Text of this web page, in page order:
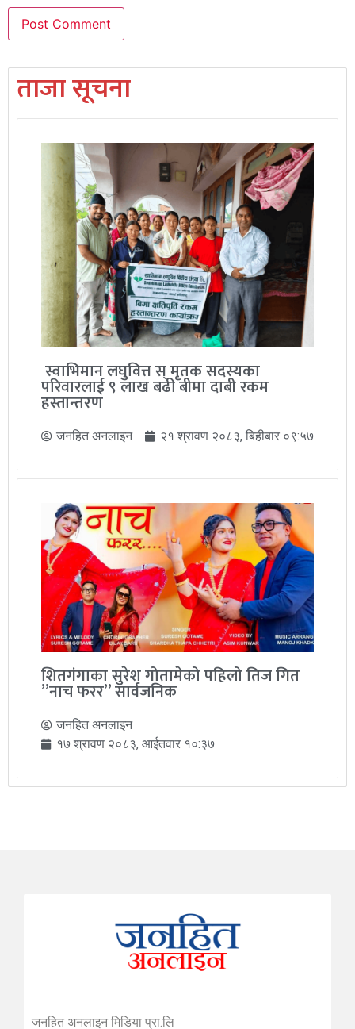
ताजा सूचना
स्वाभिमान लघुवित्त स् मृतक सदस्यका
परिवारलाई ९ लाख बढी बीमा दाबी रकम
हस्तान्तरण
जनहित अनलाइन २१ श्रावण २०८३, बिहीबार ०९:५७
शितगंगाका सुरेश गोतामेको पहिलो तिज गित
”नाच फरर” सार्वजनिक
जनहित अनलाइन
१७ श्रावण २०८३, आईतवार १०:३७
जनहित अनलाइन मिडिया प्रा.लि